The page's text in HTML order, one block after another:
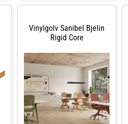
Vinylgolv Sanibel Bjelin
Rigid Core